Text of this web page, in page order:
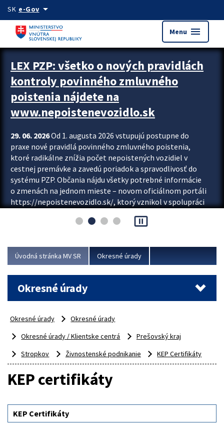
Preskocit na hlavný obsah
SK e-Govarrow_drop_down
Menu menu
Zastavit automatický posun upútavok
LEX PZP: všetko o nových pravidlách
kontroly povinného zmluvného
poistenia nájdete na
www.nepoistenevozidlo.sk
29. 06. 2026Od 1. augusta 2026 vstupujú postupne do
praxe nové pravidlá povinného zmluvného poistenia,
ktoré radikálne znížia počet nepoistených vozidiel v
cestnej premávke a zavedú poriadok a spravodlivosť do
systému PZP. Občania nájdu všetky potrebné informácie
o zmenách na jednom mieste – novom oficiálnom portáli
https://nepoistenevozidlo.sk/, ktorý vznikol v spolupráci
asociácie poisťovní (SLASPO) a Ministerstva vnútra SR.
Viac
pause_presentation
Úvodná stránka MV SR Okresné úrady
Okresné úrady
Okresné úrady
Okresné úrady
Okresné úrady / Klientske centrá
Prešovský kraj
Stropkov
Živnostenské podnikanie KEP Certifikáty
KEP certifikáty
KEP Certifikáty